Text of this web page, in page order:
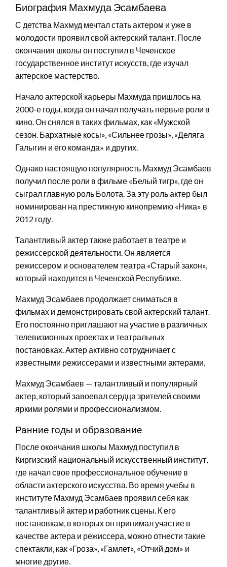
Биография Махмуда Эсамбаева
С детства Махмуд мечтал стать актером и уже в
молодости проявил свой актерский талант. После
окончания школы он поступил в Чеченское
государственное институт искусств, где изучал
актерское мастерство.
Начало актерской карьеры Махмуда пришлось на
2000-е годы, когда он начал получать первые роли в
кино. Он снялся в таких фильмах, как «Мужской
сезон. Бархатные косы», «Сильнее грозы», «Деляга
Галыгин и его команда» и других.
Однако настоящую популярность Махмуд Эсамбаев
получил после роли в фильме «Белый тигр», где он
сыграл главную роль Болота. За эту роль актер был
номинирован на престижную кинопремию «Ника» в
2012 году.
Талантливый актер также работает в театре и
режиссерской деятельности. Он является
режиссером и основателем театра «Старый закон»,
который находится в Чеченской Республике.
Махмуд Эсамбаев продолжает сниматься в
фильмах и демонстрировать свой актерский талант.
Его постоянно приглашают на участие в различных
телевизионных проектах и театральных
постановках. Актер активно сотрудничает с
известными режиссерами и известными актерами.
Махмуд Эсамбаев — талантливый и популярный
актер, который завоевал сердца зрителей своими
яркими ролями и профессионализмом.
Ранние годы и образование
После окончания школы Махмуд поступил в
Киргизский национальный искусственный институт,
где начал свое профессиональное обучение в
области актерского искусства. Во время учебы в
институте Махмуд Эсамбаев проявил себя как
талантливый актер и работник сцены. К его
постановкам, в которых он принимал участие в
качестве актера и режиссера, можно отнести такие
спектакли, как «Гроза», «Гамлет», «Отчий дом» и
многие другие.